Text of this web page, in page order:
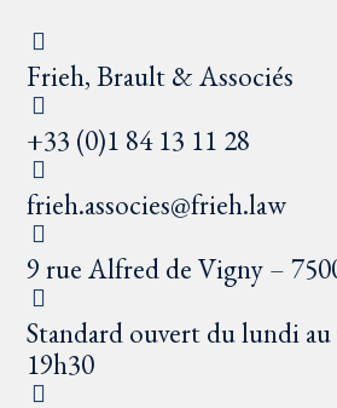
Frieh, Brault & Associés
+33 (0)1 84 13 11 28
frieh.associes@frieh.law
9 rue Alfred de Vigny –
Standard ouvert du lundi
19h30